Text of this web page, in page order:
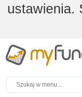
ustawienia.